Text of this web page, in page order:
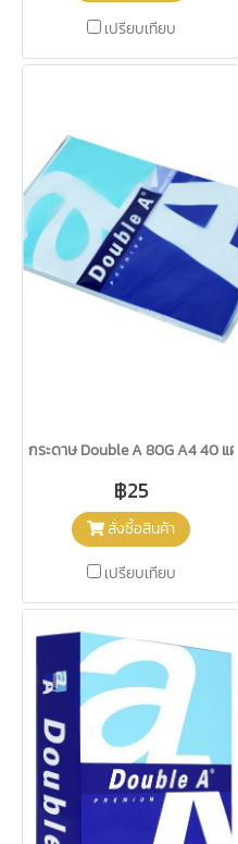
เปรียบเทียบ
กระดาษ Double A 80G A4 40 แผ่น
฿25
สั่งซื้อสินค้า
เปรียบเทียบ